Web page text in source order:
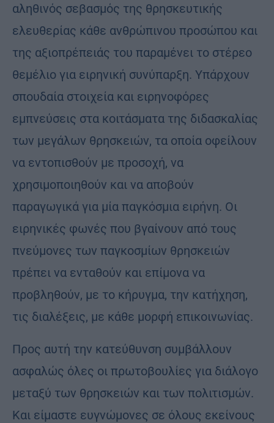
αληθινός σεβασμός της θρησκευτικής
ελευθερίας κάθε ανθρώπινου προσώπου και
της αξιοπρέπειάς του παραμένει το στέρεο
θεμέλιο για ειρηνική συνύπαρξη. Υπάρχουν
σπουδαία στοιχεία και ειρηνοφόρες
εμπνεύσεις στα κοιτάσματα της διδασκαλίας
των μεγάλων θρησκειών, τα οποία οφείλουν
να εντοπισθούν με προσοχή, να
χρησιμοποιηθούν και να αποβούν
παραγωγικά για μία παγκόσμια ειρήνη. Οι
ειρηνικές φωνές που βγαίνουν από τους
πνεύμονες των παγκοσμίων θρησκειών
πρέπει να ενταθούν και επίμονα να
προβληθούν, με το κήρυγμα, την κατήχηση,
τις διαλέξεις, με κάθε μορφή επικοινωνίας.
Προς αυτή την κατεύθυνση συμβάλλουν
ασφαλώς όλες οι πρωτοβουλίες για διάλογο
μεταξύ των θρησκειών και των πολιτισμών.
Και είμαστε ευγνώμονες σε όλους εκείνους